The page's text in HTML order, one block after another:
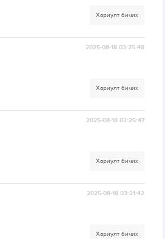
Хариулт бичих
2025-08-18 03:25:48
Хариулт бичих
2025-08-18 03:25:47
Хариулт бичих
2025-08-18 03:21:42
Хариулт бичих